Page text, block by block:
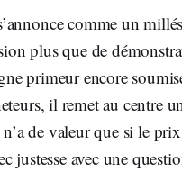
comme un
plus que de
primeur encore
il remet au centre
de valeur que si le prix
justesse avec une